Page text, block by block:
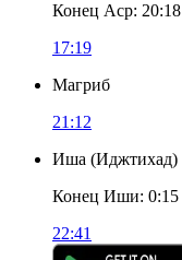
Конец Аср: 20:18
17:19
Магриб
21:12
Иша (Иджтихад)
Конец Иши: 0:15
22:41